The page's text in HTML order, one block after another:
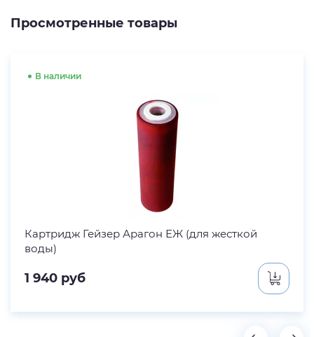
Просмотренные товары
В наличии
Картридж Гейзер Арагон ЕЖ (для жесткой
воды)
1 940 руб